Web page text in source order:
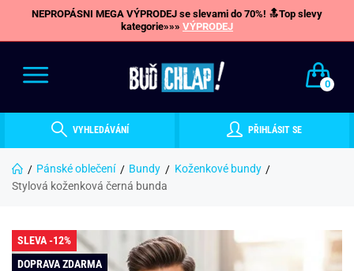
NEPROPÁSNI MEGA VÝPRODEJ se slevami do 70%! 🔝Top slevy
kategorie»»» VÝPRODEJ
0
VYHLEDÁVÁNÍ PŘIHLÁSIT SE
Pánské oblečení Bundy
Koženkové bundy
Stylová koženková černá bunda
SLEVA -12%
DOPRAVA ZDARMA